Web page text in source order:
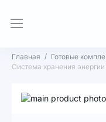
Главная
Готовые
Система хранения
Пропустить